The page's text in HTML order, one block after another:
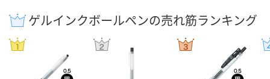
ゲルインクボールペンの売れ筋ランキング